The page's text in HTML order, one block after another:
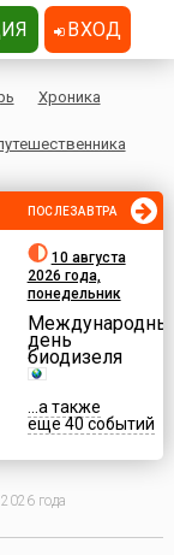
Хроника
ПОСЛЕЗАВТРА
10 августа
2026 года,
понедельник
день
биодизеля
...а также
еще 40 событий
года
ВХОД